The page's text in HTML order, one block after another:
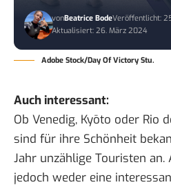
vonBeatrice BodeVeröffentlicht:
Aktualisiert: 26. März 2024
Adobe Stock/Day Of Victory Stu.
Auch interessant:
Ob Venedig, Kyōto oder Rio
sind für ihre Schönheit
Jahr unzählige Touristen an.
jedoch weder eine